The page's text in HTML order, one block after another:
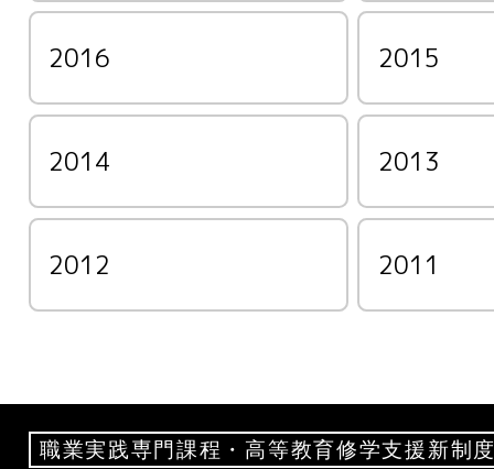
2016 2015
2014 2013
2012 2011
職業実践専門課程・高等教育修学支援新制